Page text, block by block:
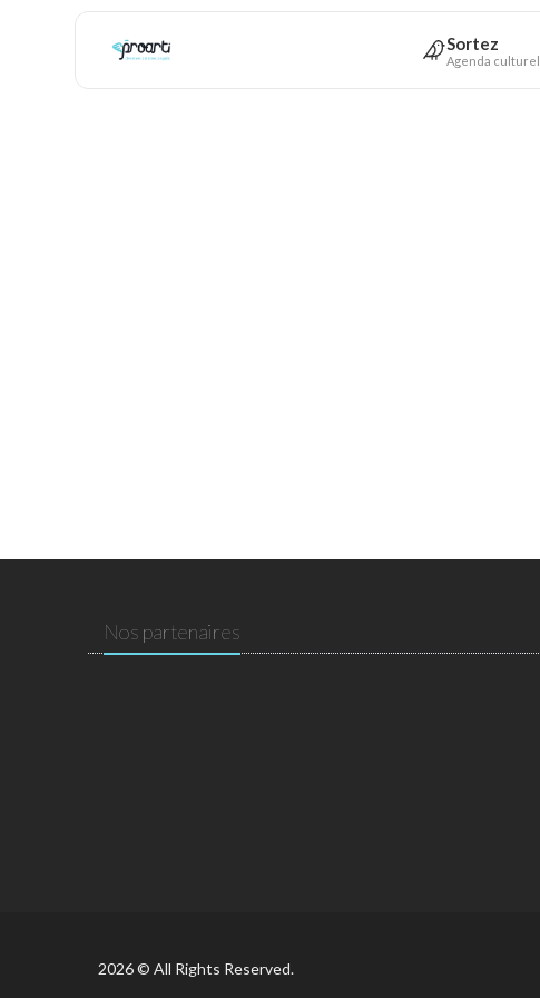
Sortez
Agenda culturel
Nos partenaires
2026 © All Rights Reserved.